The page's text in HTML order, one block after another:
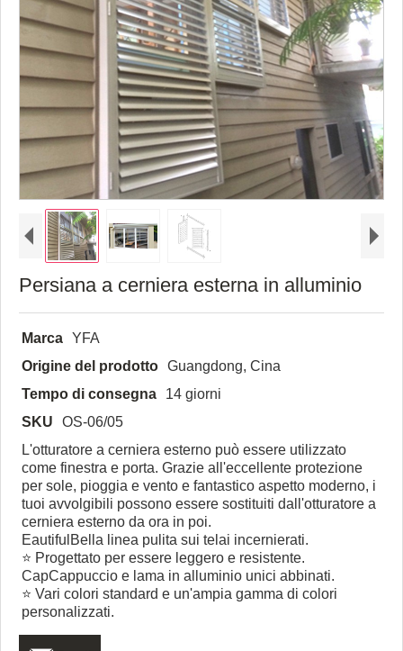
Persiana a cerniera esterna in alluminio
Marca YFA
Origine del prodotto Guangdong, Cina
Tempo di consegna
14 giorni
SKU
OS-06/05
L'otturatore a cerniera esterno può essere utilizzato
come finestra e porta. Grazie all'eccellente protezione
per sole, pioggia e vento e fantastico aspetto moderno, i
tuoi avvolgibili possono essere sostituiti dall'otturatore a
cerniera esterno da ora in poi.
EautifulBella linea pulita sui telai incernierati.
⭐ Progettato per essere leggero e resistente.
CapCappuccio e lama in alluminio unici abbinati.
⭐ Vari colori standard e un'ampia gamma di colori
personalizzati.